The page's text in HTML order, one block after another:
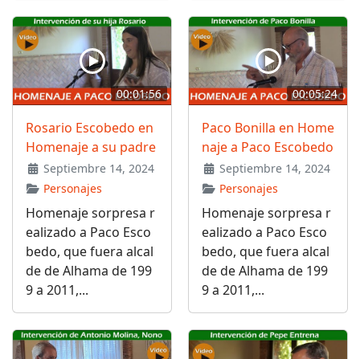
00:01:56
Rosario Escobedo en
Homenaje a su padre
Septiembre 14, 2024
Personajes
Homenaje sorpresa r
ealizado a Paco Esco
bedo, que fuera alcal
de de Alhama de 199
9 a 2011,...
00:05:24
Paco Bonilla en Home
naje a Paco Escobedo
Septiembre 14, 2024
Personajes
Homenaje sorpresa r
ealizado a Paco Esco
bedo, que fuera alcal
de de Alhama de 199
9 a 2011,...